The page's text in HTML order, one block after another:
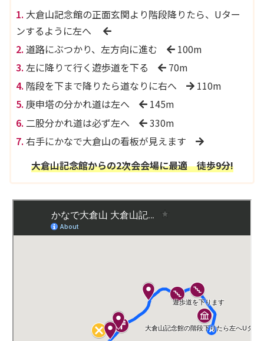
大倉山記念館の正面玄関より階段降りたら、Uター
ンするように左へ
道路にぶつかり、左方向に進む
100m
左に降りて行く遊歩道を下る
70m
階段を下まで降りたら道なりに右へ
110m
庚申塔の分かれ道は左へ
145m
二股分かれ道は必ず左へ
330m
右手にかなで大倉山の看板が見えます
大倉山記念館からの2次会会場に最適徒歩9分!